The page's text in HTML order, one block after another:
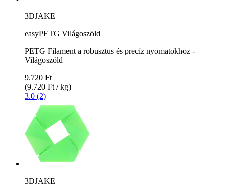
3DJAKE
easyPETG Világoszöld
PETG Filament a robusztus és precíz nyomatokhoz -
Világoszöld
9.720 Ft
(9.720 Ft / kg)
3.0 (2)
3DJAKE